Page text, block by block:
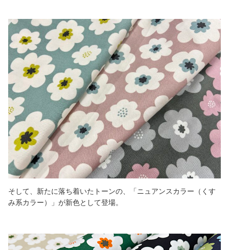
そして、新たに落ち着いたトーンの、「ニュアンスカラー（くす
み系カラー）」が新色として登場。